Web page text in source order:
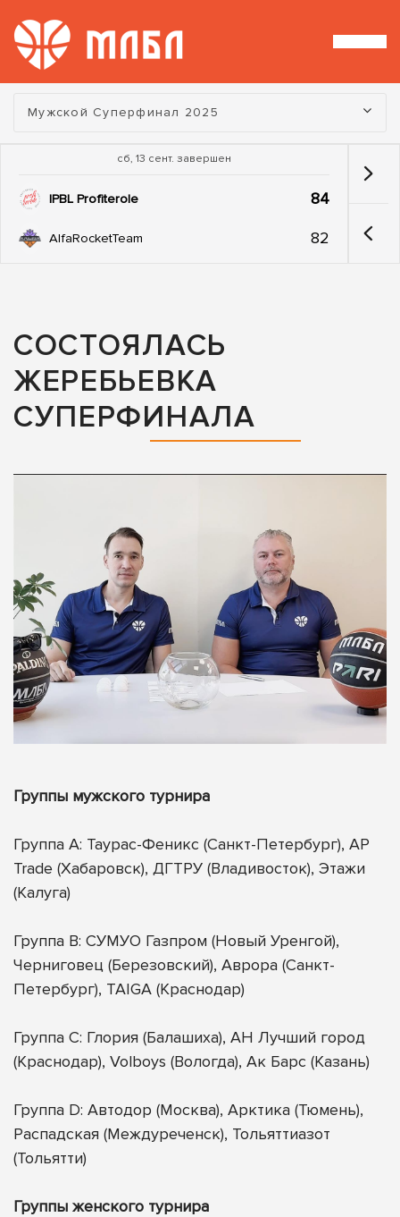
Турнир:
Мужской Суперфинал 2025
сб, 13 сент. завершен
IPBL Profiterole 84
AlfaRocketTeam 82
СОСТОЯЛАСЬ
ЖЕРЕБЬЕВКА
СУПЕРФИНАЛА
Группы мужского турнира
Группа А: Таурас-Феникс (Санкт-Петербург), AP
Trade (Хабаровск), ДГТРУ (Владивосток), Этажи
(Калуга)
Группа B: СУМУО Газпром (Новый Уренгой),
Черниговец (Березовский), Аврора (Санкт-
Петербург), TAIGA (Краснодар)
Группа C: Глория (Балашиха), АН Лучший город
(Краснодар), Volboys (Вологда), Ак Барс (Казань)
Группа D: Автодор (Москва), Арктика (Тюмень),
Распадская (Междуреченск), Тольяттиазот
(Тольятти)
Группы женского турнира